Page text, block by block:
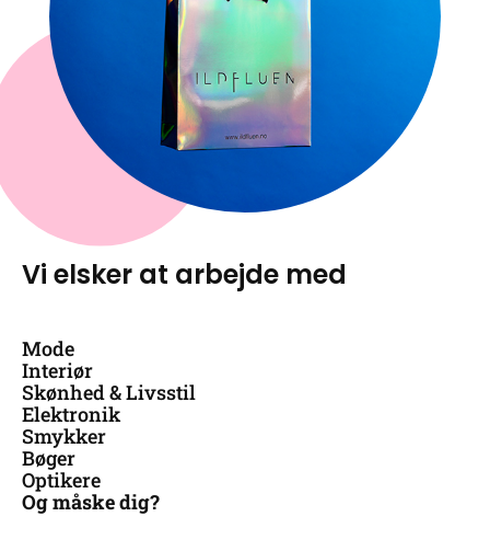
Vi elsker at arbejde med
Mode
Interiør
Skønhed & Livsstil
Elektronik
Smykker
Bøger
Optikere
Og måske dig?